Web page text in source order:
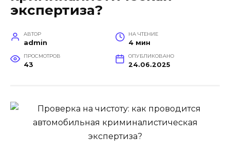
экспертиза?
АВТОР
admin
НА ЧТЕНИЕ
4 мин
ПРОСМОТРОВ
43
ОПУБЛИКОВАНО
24.06.2025